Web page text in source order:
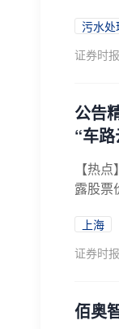
污水处
证券时
公告
“车
【热
露股票
上海
证券时
佰奥